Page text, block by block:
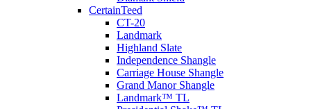
CertainTeed
CT-20
Landmark
Highland Slate
Independence Shangle
Carriage House Shangle
Grand Manor Shangle
Landmark™ TL